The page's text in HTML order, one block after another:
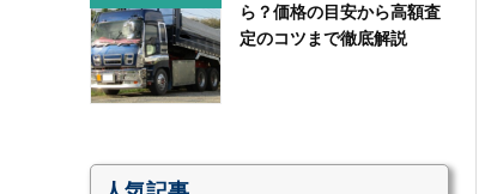
ら？価格の目安から高額査
定のコツまで徹底解説